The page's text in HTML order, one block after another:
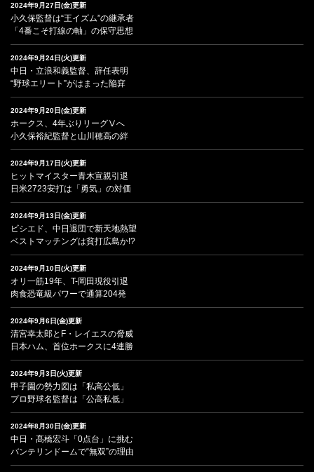
2024年9月27日(金)更新
小久保監督は“王イズム”の継承者
「4番こそ打線の軸」の保守思想
2024年9月24日(火)更新
中日・立浪和義監督、辞任表明
“野球エリート”がはまった陥穽
2024年9月20日(金)更新
ホークス、4年ぶりリーグⅤへ
小久保裕紀監督と山川穂高の絆
2024年9月17日(火)更新
ヒットマイスター青木宣親引退
日米2723安打は「勇気」の対価
2024年9月13日(金)更新
ビシエド、中日退団で新天地熱望
ベストマッチングは貧打広島か!?
2024年9月10日(火)更新
オリ一筋19年、T-岡田現役引退
肉食恐竜級パワーで通算204発
2024年9月6日(金)更新
清宮幸太郎とF・レイエスの脅威
日本ハム、首位ホークスに4連勝
2024年9月3日(火)更新
甲子園の勢力図は「私高公低」
プロ野球名監督は「公高私低」
2024年8月30日(金)更新
中日・髙橋宏斗「0点台」に挑む
バンテリンドームで“無双”の理由